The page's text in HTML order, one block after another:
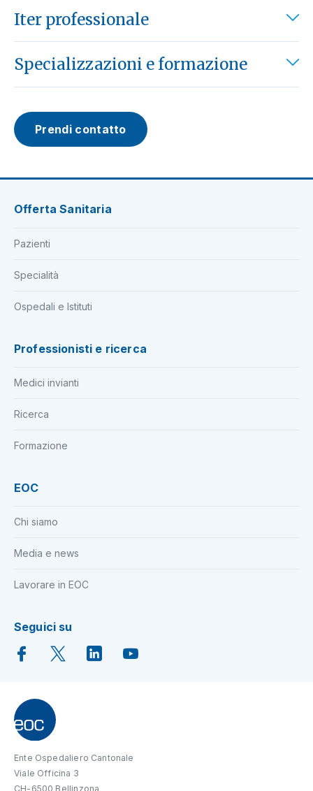
Iter professionale
Specializzazioni e formazione
Prendi contatto
Offerta Sanitaria
Pazienti
Specialità
Ospedali e Istituti
Professionisti e ricerca
Medici invianti
Ricerca
Formazione
EOC
Chi siamo
Media e news
Lavorare in EOC
Seguici su
Ente Ospedaliero Cantonale
Viale Officina 3
CH-6500 Bellinzona